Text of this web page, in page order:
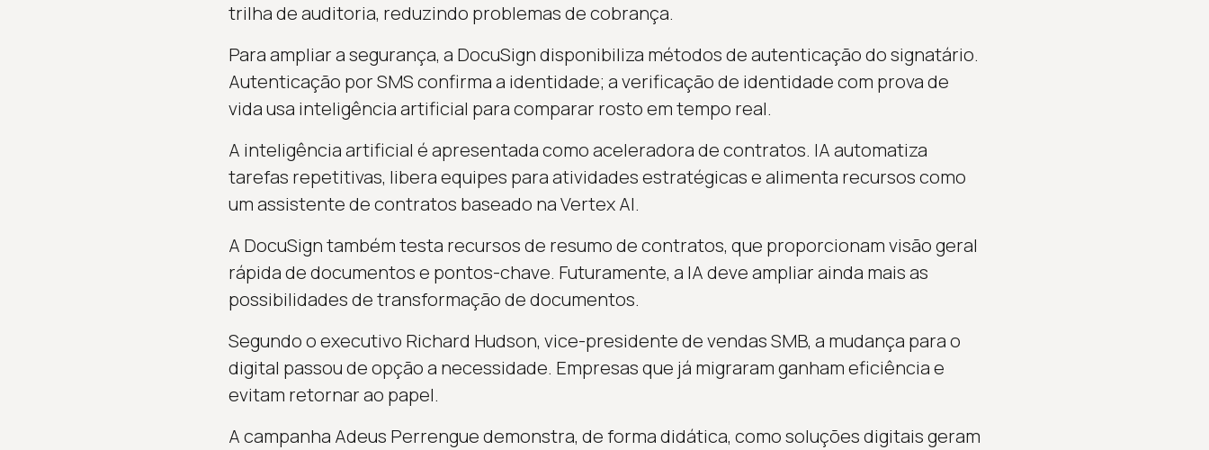
trilha de auditoria, reduzindo problemas de cobrança.
Para ampliar a segurança, a DocuSign disponibiliza métodos de autenticação do signatário.
Autenticação por SMS confirma a identidade; a verificação de identidade com prova de
vida usa inteligência artificial para comparar rosto em tempo real.
A inteligência artificial é apresentada como aceleradora de contratos. IA automatiza
tarefas repetitivas, libera equipes para atividades estratégicas e alimenta recursos como
um assistente de contratos baseado na Vertex AI.
A DocuSign também testa recursos de resumo de contratos, que proporcionam visão geral
rápida de documentos e pontos-chave. Futuramente, a IA deve ampliar ainda mais as
possibilidades de transformação de documentos.
Segundo o executivo Richard Hudson, vice-presidente de vendas SMB, a mudança para o
digital passou de opção a necessidade. Empresas que já migraram ganham eficiência e
evitam retornar ao papel.
A campanha Adeus Perrengue demonstra, de forma didática, como soluções digitais geram